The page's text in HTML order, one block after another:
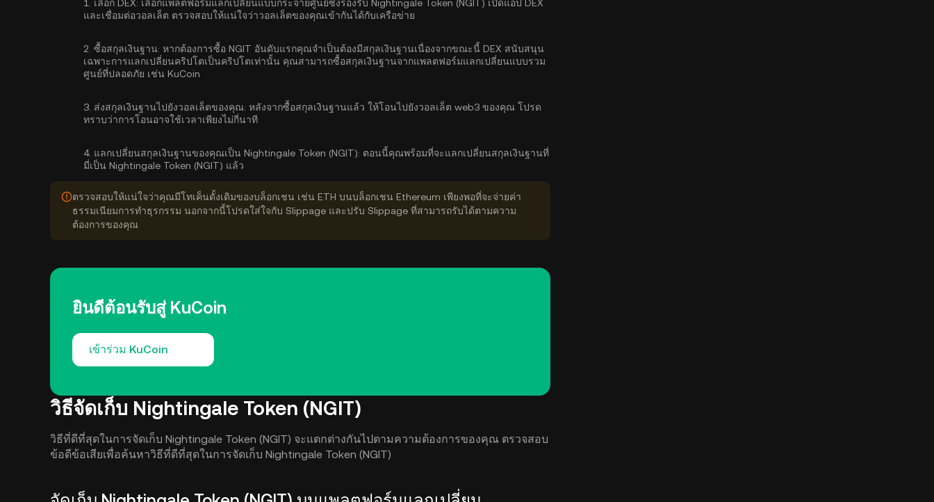
1. เลือก DEX: เลือกแพลตฟอร์มแลกเปลี่ยนแบบกระจายศูนย์ซึ่งรองรับ Nightingale Token (NGIT) เปิดแอป DEX
และเชื่อมต่อวอลเล็ต ตรวจสอบให้แน่ใจว่าวอลเล็ตของคุณเข้ากันได้กับเครือข่าย
2. ซื้อสกุลเงินฐาน: หากต้องการซื้อ NGIT อันดับแรกคุณจำเป็นต้องมีสกุลเงินฐานเนื่องจากขณะนี้ DEX สนับสนุน
เฉพาะการแลกเปลี่ยนคริปโตเป็นคริปโตเท่านั้น คุณสามารถซื้อสกุลเงินฐานจากแพลตฟอร์มแลกเปลี่ยนแบบรวม
ศูนย์ที่ปลอดภัย เช่น KuCoin
3. ส่งสกุลเงินฐานไปยังวอลเล็ตของคุณ: หลังจากซื้อสกุลเงินฐานแล้ว ให้โอนไปยังวอลเล็ต web3 ของคุณ โปรด
ทราบว่าการโอนอาจใช้เวลาเพียงไม่กี่นาที
4. แลกเปลี่ยนสกุลเงินฐานของคุณเป็น Nightingale Token (NGIT): ตอนนี้คุณพร้อมที่จะแลกเปลี่ยนสกุลเงินฐานที่
มี่เป็น Nightingale Token (NGIT) แล้ว
ตรวจสอบให้แน่ใจว่าคุณมีโทเค็นดั้งเดิมของบล็อกเชน เช่น ETH บนบล็อกเชน Ethereum เพียงพอที่จะจ่ายค่า
ธรรมเนียมการทำธุรกรรม นอกจากนี้โปรดใส่ใจกับ Slippage และปรับ Slippage ที่สามารถรับได้ตามความ
ต้องการของคุณ
ยินดีต้อนรับสู่ KuCoin
เข้าร่วม KuCoin
วิธีจัดเก็บ Nightingale Token (NGIT)
วิธีที่ดีที่สุดในการจัดเก็บ Nightingale Token (NGIT) จะแตกต่างกันไปตามความต้องการของคุณ ตรวจสอบ
ข้อดีข้อเสียเพื่อค้นหาวิธีที่ดีที่สุดในการจัดเก็บ Nightingale Token (NGIT)